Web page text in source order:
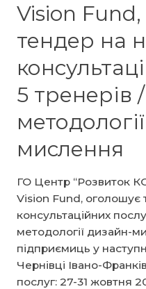
надавача
консультаційних
послуг-
експерта/
ку
з
фінансової
грамотності
Vision
тендер на
5 тренерів
мислення
ГО Центр “Розвиток
Vision Fund, оголошує
консультаційних
методології дизайн-
підприємиць у
Чернівці Івано-
послуг: 27-31 жовтня